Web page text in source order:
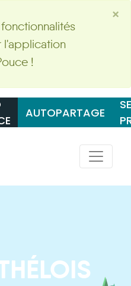
l'application
!
×
AUTOPARTAGE